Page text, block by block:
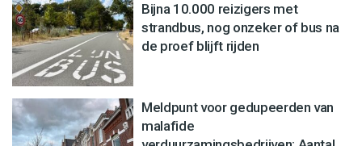
Bijna 10.000 reizigers met
strandbus, nog onzeker of bus na
de proef blijft rijden
Meldpunt voor gedupeerden van
malafide